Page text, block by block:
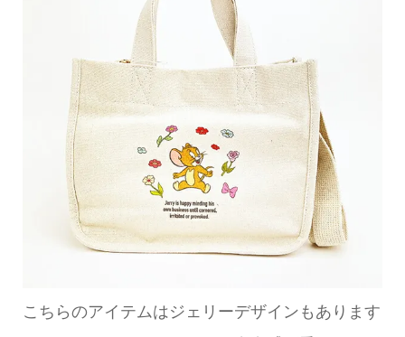
こちらのアイテムはジェリーデザインもあります